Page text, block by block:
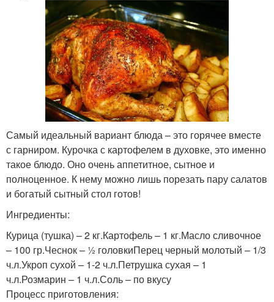
Самый идеальный вариант блюда – это горячее вместе
с гарниром. Курочка с картофелем в духовке, это именно
такое блюдо. Оно очень аппетитное, сытное и
полноценное. К нему можно лишь порезать пару салатов
и богатый сытный стол готов!
Ингредиенты:
Курица (тушка) – 2 кг.Картофель – 1 кг.Масло сливочное
– 100 гр.Чеснок – ½ головкиПерец черный молотый – 1/3
ч.л.Укроп сухой – 1-2 ч.л.Петрушка сухая – 1
ч.л.Розмарин – 1 ч.л.Соль – по вкусу
Процесс приготовления: